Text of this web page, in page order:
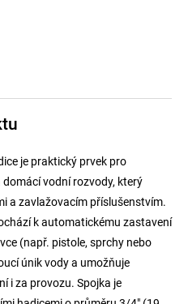
je praktický prvek pro
vodní rozvody, který
a zavlažovacím příslušenstvím.
k automatickému zastavení
(např. pistole, sprchy nebo
únik vody a umožňuje
i za provozu. Spojka je